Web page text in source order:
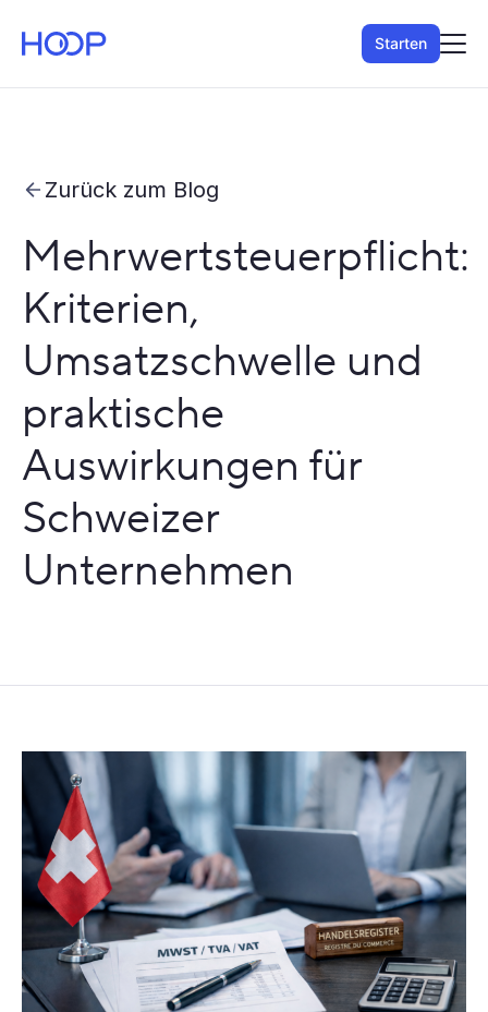
Starten
Zurück zum Blog
Mehrwertsteuerpflicht:
Kriterien,
Umsatzschwelle und
praktische
Auswirkungen für
Schweizer
Unternehmen